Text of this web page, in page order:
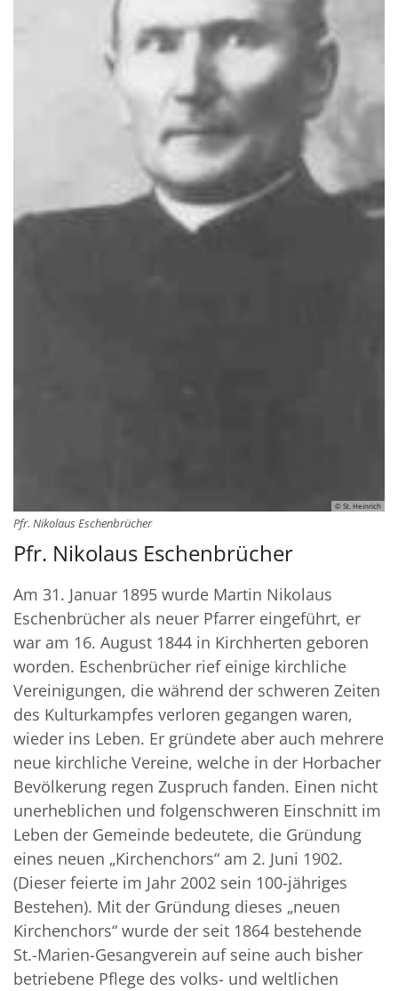
© St. Heinrich
Pfr. Nikolaus Eschenbrücher
Pfr. Nikolaus Eschenbrücher
Am 31. Januar 1895 wurde Martin Nikolaus
Eschenbrücher als neuer Pfarrer eingeführt, er
war am 16. August 1844 in Kirchherten geboren
worden. Eschenbrücher rief einige kirchliche
Vereinigungen, die während der schweren Zeiten
des Kulturkampfes verloren gegangen waren,
wieder ins Leben. Er gründete aber auch mehrere
neue kirchliche Vereine, welche in der Horbacher
Bevölkerung regen Zuspruch fanden. Einen nicht
unerheblichen und folgenschweren Einschnitt im
Leben der Gemeinde bedeutete, die Gründung
eines neuen „Kirchenchors“ am 2. Juni 1902.
(Dieser feierte im Jahr 2002 sein 100-jähriges
Bestehen). Mit der Gründung dieses „neuen
Kirchenchors“ wurde der seit 1864 bestehende
St.-Marien-Gesangverein auf seine auch bisher
betriebene Pflege des volks- und weltlichen